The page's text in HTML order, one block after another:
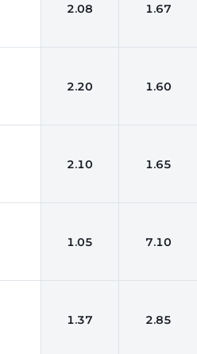
2.08 1.67
2.20 1.60
2.10 1.65
1.05 7.10
1.37 2.85